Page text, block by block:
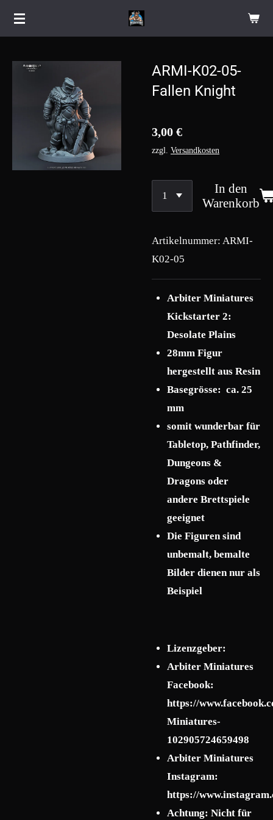
Zum
ARMI-K02-05-
Fallen Knight
3,00 €
zzgl. Versandkosten
In den
Warenkorb
Artikelnummer: ARMI-
K02-05
Arbiter Miniatures
Kickstarter 2:
Desolate Plains
28mm Figur
hergestellt aus Resin
Basegrösse: ca. 25
mm
somit wunderbar für
Tabletop, Pathfinder,
Dungeons &
Dragons oder
andere Brettspiele
geeignet
Die Figuren sind
unbemalt, bemalte
Bilder dienen nur als
Beispiel
Lizenzgeber:
Arbiter Miniatures
Facebook:
https://
Miniatures-
102905724659498
Arbiter Miniatures
Instagram:
https://
Achtung: Nicht für